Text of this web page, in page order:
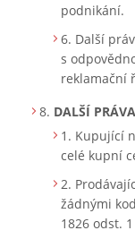
podnikání.
Další
s
reklamační
DALŠÍ
Kupující
celé kupní
žádnými
1826 odst.